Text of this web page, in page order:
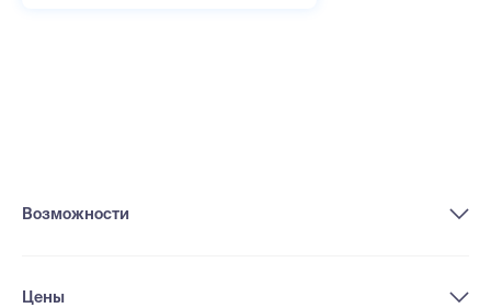
Возможности
Цены